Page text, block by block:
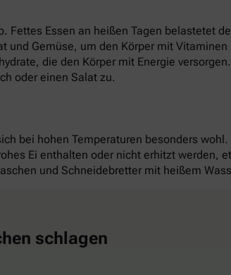
Fettes Essen an heißen Tagen belastetet
und Gemüse, um den Körper mit
die den Körper mit Energie
oder einen Salat zu.
bei hohen Temperaturen besonders
Ei enthalten oder nicht erhitzt werden,
und Schneidebretter mit heißem
schlagen